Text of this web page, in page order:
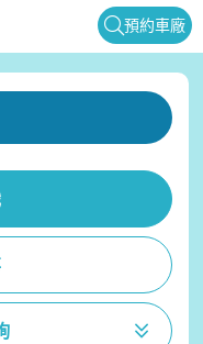
預約車廠